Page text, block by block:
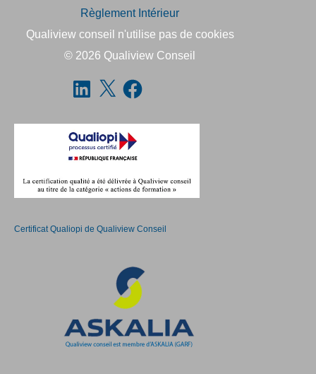
Règlement Intérieur
Qualiview conseil n'utilise pas de cookies
© 2026 Qualiview Conseil
Certificat Qualiopi de Qualiview Conseil